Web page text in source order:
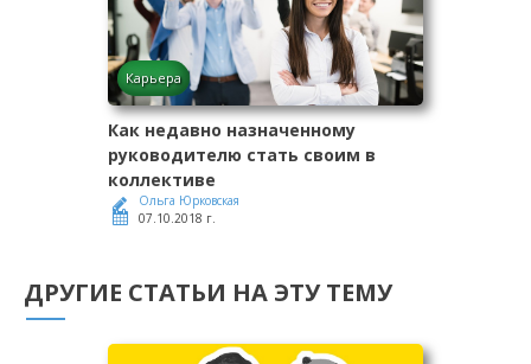
Карьера
Как недавно назначенному
руководителю стать своим в
коллективе
Ольга Юрковская
07.10.2018 г.
ДРУГИЕ СТАТЬИ НА ЭТУ ТЕМУ